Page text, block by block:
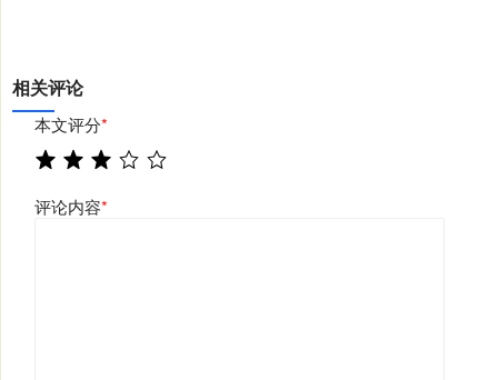
相关评论
本文评分*
评论内容*